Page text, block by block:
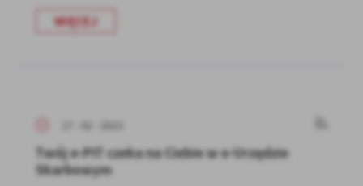
WIĘCEJ
Twój e-PIT czeka na Ciebie w e-Urzędzie
Skarbowym